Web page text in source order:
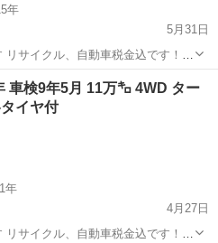
年
5月31日
サイクル、自動車税金込です！
ない、調べれば分かることやくだ
はコメント、連絡してこないでく
イライン 車両
車検9年5月 11万㌔ 4WD ター
イヤ付
年
4月27日
サイクル、自動車税金込です！